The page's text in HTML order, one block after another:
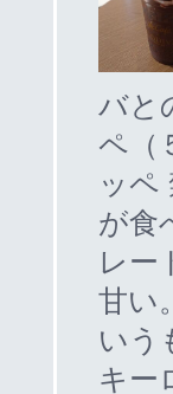
バと
ペ（
ッペ
が食
レー
甘い
いう
キー